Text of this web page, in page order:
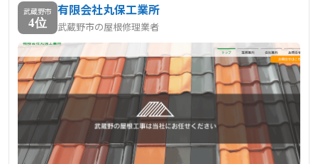
武蔵野市
4位
有限会社丸保工業所
武蔵野市の屋根修理業者